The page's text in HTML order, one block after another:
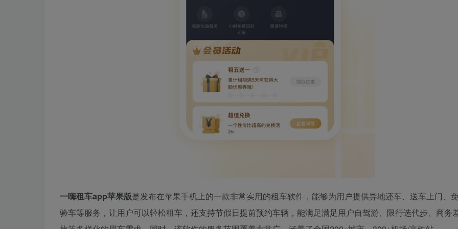
一嗨租车app苹果版是发布在苹果手机上的一款非常实用的租车软件，能够为用户提供异地还车、送车上门、
验车等服务，让用户可以轻松租车，还支持节假日提前预约车辆，能满足满足用户自驾游、限行选代步、商务